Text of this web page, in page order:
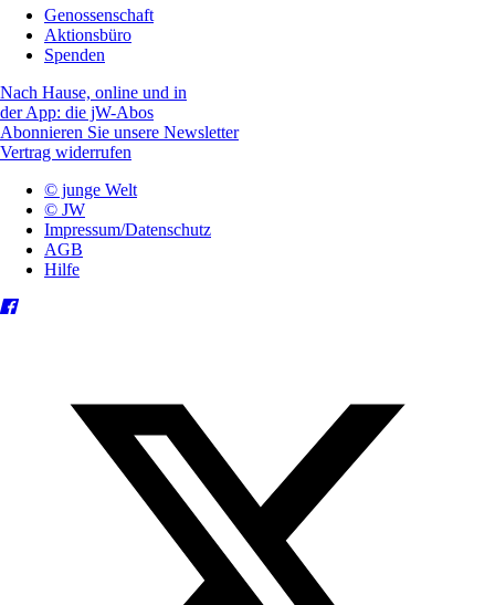
Genossenschaft
Aktionsbüro
Spenden
Nach Hause, online und in
der App: die jW-Abos
Abonnieren Sie unsere Newsletter
Vertrag widerrufen
© junge Welt
© JW
Impressum/Datenschutz
AGB
Hilfe